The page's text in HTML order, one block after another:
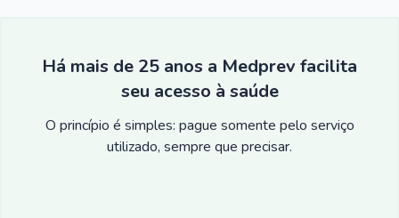
Há mais de 25 anos a Medprev facilita
seu acesso à saúde
O princípio é simples: pague somente pelo serviço
utilizado, sempre que precisar.